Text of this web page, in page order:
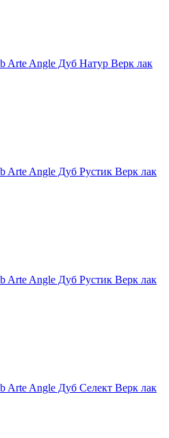
Arte Angle Дуб Натур Верк лак
Arte Angle Дуб Рустик Верк лак
Arte Angle Дуб Рустик Верк лак
Arte Angle Дуб Селект Верк лак